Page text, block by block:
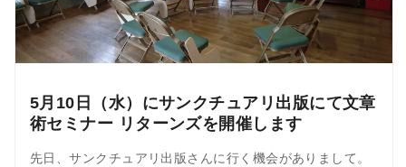
5月10日（水）にサンクチュアリ出版にて文章
術セミナー リターンズを開催します
先日、サンクチュアリ出版さんに行く機会がありまして。